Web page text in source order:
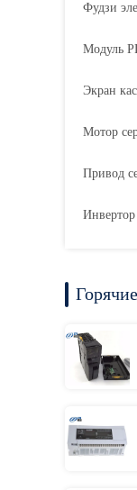
Фудзи
Модуль
Экран
Мотор
Привод